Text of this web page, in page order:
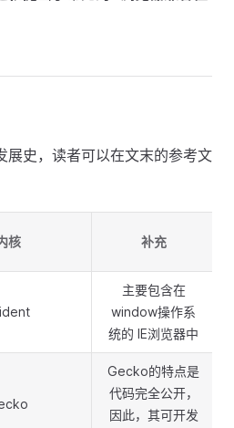
展史，读者可以在文末的参考文
核 补充
主要包含在
window操作系
统的 IE浏览器中
Gecko的特点是
代码完全公开，
因此，其可开发